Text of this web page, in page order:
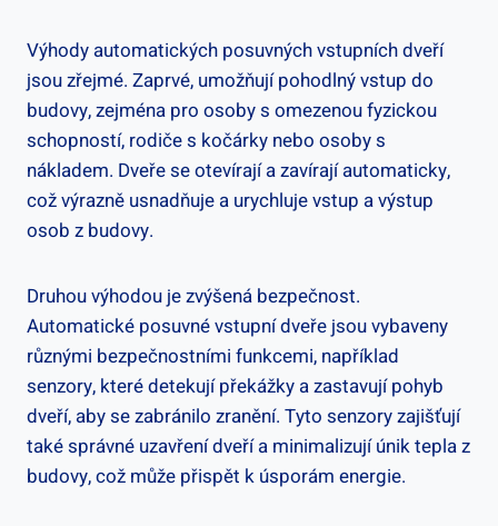
Výhody automatických posuvných ​vstupních⁣ dveří
jsou zřejmé.‌ Zaprvé, umožňují pohodlný ‌vstup do
budovy, zejména pro osoby⁢ s omezenou fyzickou
‍schopností, ‍rodiče s kočárky nebo osoby s
nákladem. Dveře ‍se otevírají a ⁢zavírají automaticky,
což výrazně ⁢usnadňuje a‍ urychluje vstup a⁢ výstup
⁤osob z budovy.
Druhou výhodou je ​zvýšená​ bezpečnost.
Automatické posuvné vstupní⁣ dveře jsou​ vybaveny⁤
různými bezpečnostními funkcemi,​ například
senzory, které detekují‌ překážky⁤ a zastavují pohyb
dveří,⁣ aby se ‍zabránilo zranění. Tyto senzory zajišťují
také​ správné uzavření dveří a ‌minimalizují ​únik tepla z
budovy, což může přispět k úsporám energie.